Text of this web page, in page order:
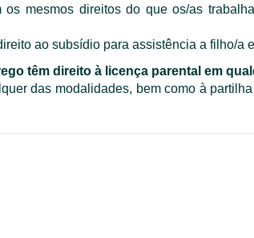
os mesmos direitos do que os/as
ao subsídio para assistência a filho/a
têm direito à licença parental em
das modalidades, bem como à